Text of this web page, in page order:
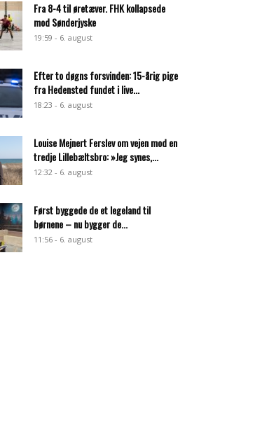
Fra 8-4 til øretæver. FHK kollapsede
mod Sønderjyske
19:59 - 6. august
Efter to døgns forsvinden: 15-årig pige
fra Hedensted fundet i live...
18:23 - 6. august
Louise Mejnert Ferslev om vejen mod en
tredje Lillebæltsbro: »Jeg synes,...
12:32 - 6. august
Først byggede de et legeland til
børnene – nu bygger de...
11:56 - 6. august